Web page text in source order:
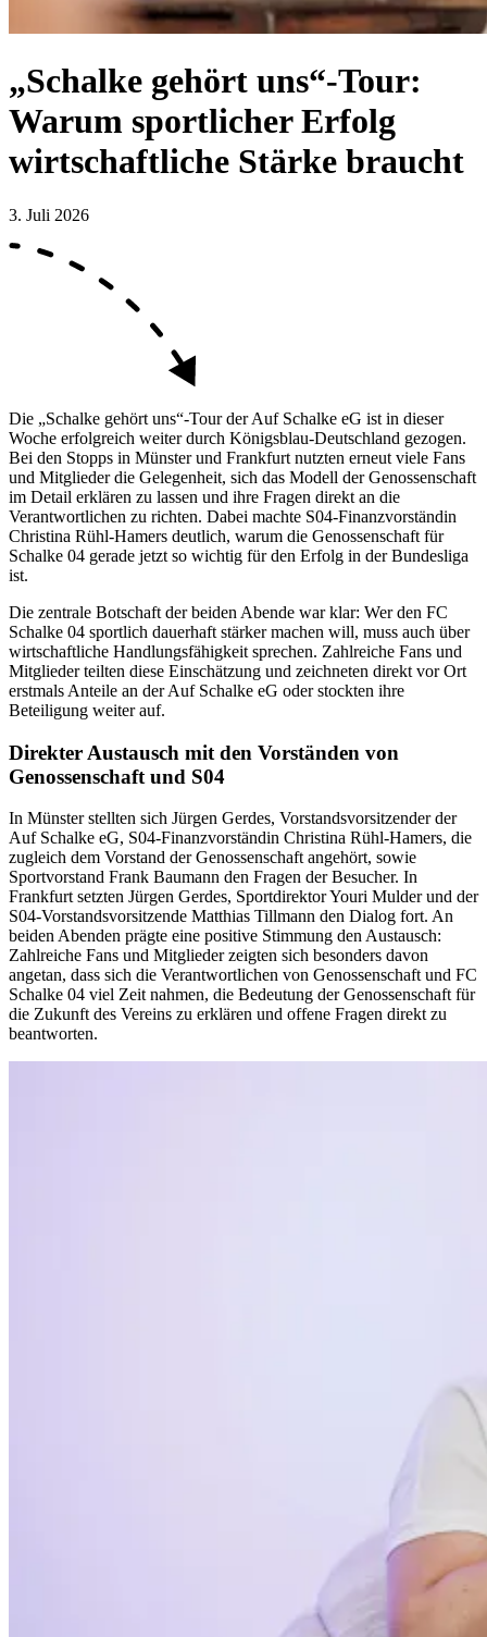
„Schalke gehört uns“-Tour:
Warum sportlicher Erfolg
wirtschaftliche Stärke braucht
3. Juli 2026
Die „Schalke gehört uns“-Tour der Auf Schalke eG ist in dieser
Woche erfolgreich weiter durch Königsblau-Deutschland gezogen.
Bei den Stopps in Münster und Frankfurt nutzten erneut viele Fans
und Mitglieder die Gelegenheit, sich das Modell der Genossenschaft
im Detail erklären zu lassen und ihre Fragen direkt an die
Verantwortlichen zu richten. Dabei machte S04-Finanzvorständin
Christina Rühl-Hamers deutlich, warum die Genossenschaft für
Schalke 04 gerade jetzt so wichtig für den Erfolg in der Bundesliga
ist.
Die zentrale Botschaft der beiden Abende war klar: Wer den FC
Schalke 04 sportlich dauerhaft stärker machen will, muss auch über
wirtschaftliche Handlungsfähigkeit sprechen. Zahlreiche Fans und
Mitglieder teilten diese Einschätzung und zeichneten direkt vor Ort
erstmals Anteile an der Auf Schalke eG oder stockten ihre
Beteiligung weiter auf.
Direkter Austausch mit den Vorständen von
Genossenschaft und S04
In Münster stellten sich Jürgen Gerdes, Vorstandsvorsitzender der
Auf Schalke eG, S04-Finanzvorständin Christina Rühl-Hamers, die
zugleich dem Vorstand der Genossenschaft angehört, sowie
Sportvorstand Frank Baumann den Fragen der Besucher. In
Frankfurt setzten Jürgen Gerdes, Sportdirektor Youri Mulder und der
S04-Vorstandsvorsitzende Matthias Tillmann den Dialog fort. An
beiden Abenden prägte eine positive Stimmung den Austausch:
Zahlreiche Fans und Mitglieder zeigten sich besonders davon
angetan, dass sich die Verantwortlichen von Genossenschaft und FC
Schalke 04 viel Zeit nahmen, die Bedeutung der Genossenschaft für
die Zukunft des Vereins zu erklären und offene Fragen direkt zu
beantworten.